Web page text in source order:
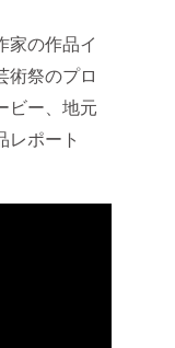
家の作品イ
術祭のプロ
ビー、地元
レポート